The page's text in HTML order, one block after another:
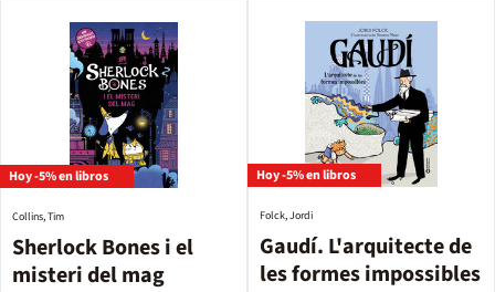
Hoy -5% en libros
Sherlock Bones i el
misteri del mag
Collins, Tim
Hoy -5% en libros
Gaudí. L'arquitecte de
les formes impossibles
Folck, Jordi